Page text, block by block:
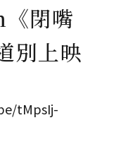
閉嘴
別上映
tMpsIj-